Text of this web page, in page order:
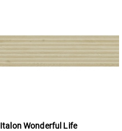
Italon Wonderful Life